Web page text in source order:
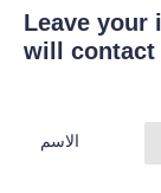
Leave your
will contact
الاسم